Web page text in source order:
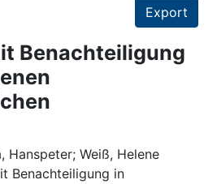
Export
Benachteiligung
Hanspeter; Weiß, Helene
Benachteiligung in